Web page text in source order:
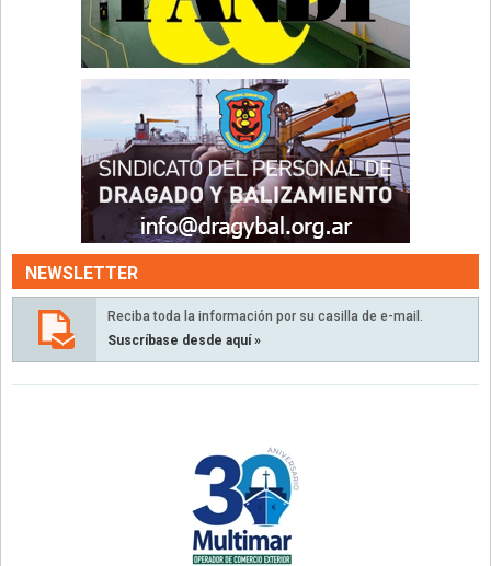
NEWSLETTER
Reciba toda la información por su casilla de e-mail.
Suscríbase desde aquí »